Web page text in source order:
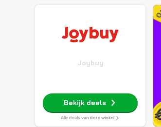
Joybuy
Bekijk deals
Alle deals van deze winkel